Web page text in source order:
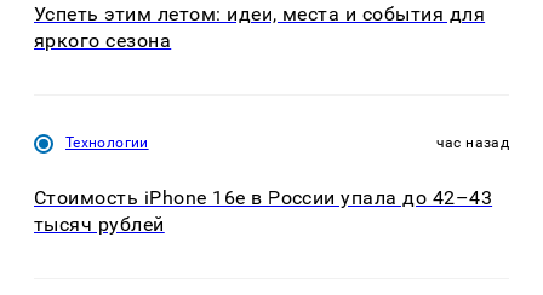
Успеть этим летом: идеи, места и события для
яркого сезона
Технологии час назад
Стоимость iPhone 16e в России упала до 42–43
тысяч рублей